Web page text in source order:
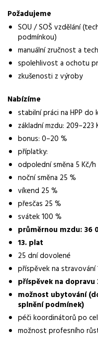
Manuvia DreamJob s.r.o.
Typ úvazku
Plný úvazek
Mzda
Směny
třísměnný provoz
Pracovní doba
6:00-14:00, 14:00-22:00,
Forma práce
práce na pracovišti
Vzdělání
Výuční list
Bonus
bonus: 0–20 %
Vhodné pro uchazeče z
Šternberk
Vybrané benefity
příspěvek na stravování,
ubytování, 25 dní dovolené
Požadujeme
SOU / SOŠ vzdělání
podmínkou)
manuální zručnost a
spolehlivost a ochotu
zkušenosti z výroby
Nabízíme
stabilní práci na HPP do
základní mzdu: 209–223
bonus: 0–20 %
příplatky:
odpolední směna 5 Kč/h
noční směna 25 %
víkend 25 %
přesčas 25 %
svátek 100 %
průměrnou mzdu: 36
13. plat
25 dní dovolené
příspěvek na stravování
příspěvek na dopravu
možnost ubytování
splnění podmínek)
péči koordinátorů po
možnost profesního